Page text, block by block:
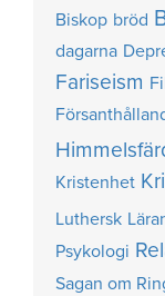
Biskop bröd
dagarna
Fariseism
Kristenhet
Luthersk
Psykologi
Sagan om